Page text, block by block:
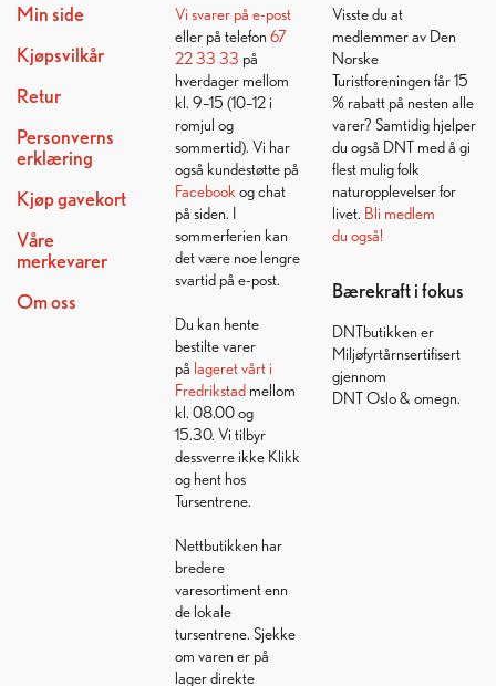
Min side
Kjøpsvilkår
Retur
Personverns
erklæring
Kjøp gavekort
Våre
merkevarer
Om oss
Vi svarer på e-post
eller på telefon 67
22 33 33 på
hverdager mellom
kl. 9–15 (10–12 i
romjul og
sommertid). Vi har
også kundestøtte på
Facebook og chat
på siden. I
sommerferien kan
det være noe lengre
svartid på e-post.
Du kan hente
bestilte varer
på lageret vårt i
Fredrikstadmellom
kl. 08.00 og
15.30. Vi tilbyr
dessverre ikke Klikk
og hent hos
Tursentrene.
Nettbutikken har
bredere
varesortiment enn
de lokale
tursentrene. Sjekke
om varen er på
lager direkte
Visste du at
medlemmer av Den
Norske
Turistforeningen får 15
% rabatt på nesten alle
varer? Samtidig hjelper
du også DNT med å gi
flest mulig folk
naturopplevelser for
livet. Bli medlem
du også!
Bærekraft i fokus
DNTbutikken er
Miljøfyrtårnsertifisert
gjennom
DNT Oslo & omegn.